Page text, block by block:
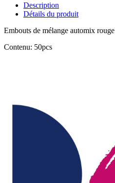
Description
Détails du produit
Embouts de mélange automix rouge
Contenu: 50pcs